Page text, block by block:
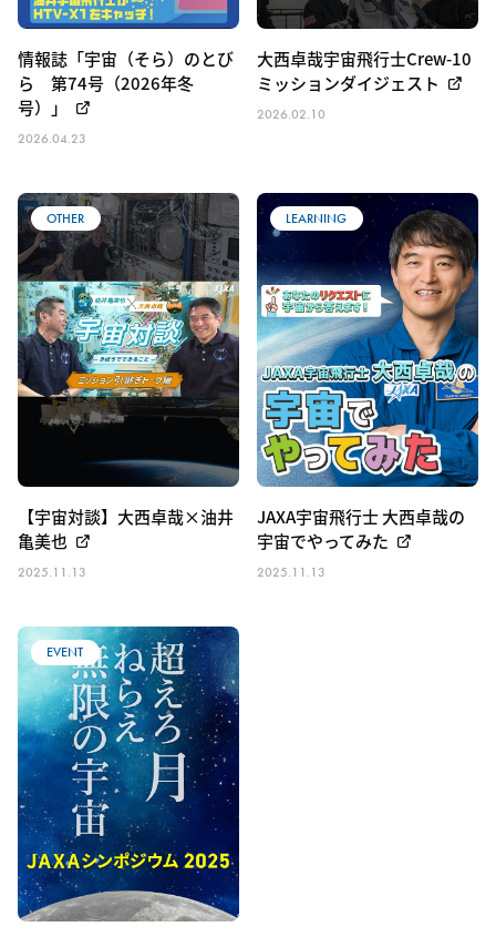
情報誌「宇宙（そら）のとび
ら 第74号（2026年冬
号）」
2026.04.23
大西卓哉宇宙飛行士Crew-10
ミッションダイジェスト
2026.02.10
OTHER
【宇宙対談】大西卓哉×油井
亀美也
2025.11.13
LEARNING
JAXA宇宙飛行士 大西卓哉の
宇宙でやってみた
2025.11.13
EVENT